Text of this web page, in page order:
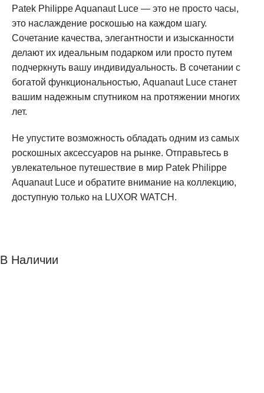
Patek Philippe Aquanaut Luce — это не просто часы,
это наслаждение роскошью на каждом шагу.
Сочетание качества, элегантности и изысканности
делают их идеальным подарком или просто путем
подчеркнуть вашу индивидуальность. В сочетании с
богатой функциональностью, Aquanaut Luce станет
вашим надежным спутником на протяжении многих
лет.
Не упустите возможность обладать одним из самых
роскошных аксессуаров на рынке. Отправьтесь в
увлекательное путешествие в мир Patek Philippe
Aquanaut Luce и обратите внимание на коллекцию,
доступную только на LUXOR WATCH.
В Наличии